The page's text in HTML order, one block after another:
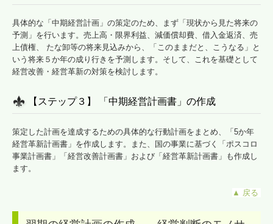
具体的な「中期経営計画」の策定のため、まず「現状から見た将来の
予測」を行います。売上高・限界利益、減価償却費、借入金返済、売
上債権、 たな卸等の将来見込みから、「このままだと、こうなる」と
いう将来５か年の成り行きを予測します。そして、これを基礎として
経営改善・経営革新の対策を検討します。
【ステップ３】 「中期経営計画書」の作成
策定した計画を達成するための具体的な行動計画をまとめ、「5か年
経営革新計画書」を作成します。また、国の事業に基づく「ポスコロ
事業計画書」「経営改善計画書」および「経営革新計画書」も作成し
ます。
▲ 戻る